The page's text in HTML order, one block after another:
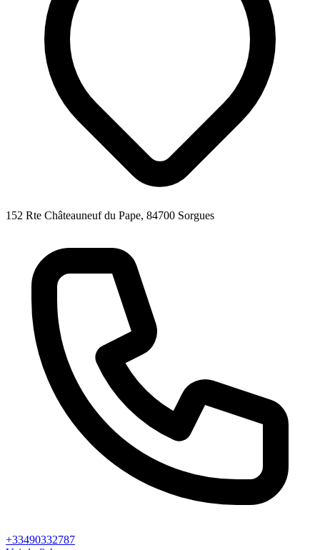
152 Rte Châteauneuf du Pape, 84700 Sorgues
+33490332787